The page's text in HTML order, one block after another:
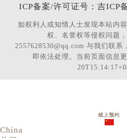
ICP备案/许可证号：吉ICP
如权利人或知情人士发现本站内
权、名誉权等侵权问题
2557628530@qq.com 与我们联系
即依法处理。当前页面信息
线上预约
China